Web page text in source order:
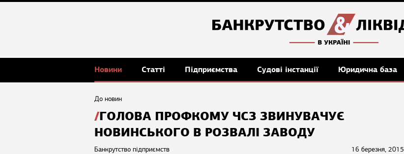
Новини Статті Підприємства Судові інстанції Юридична база
До новин
ГОЛОВА ПРОФКОМУ ЧСЗ ЗВИНУВАЧУЄ
НОВИНСЬКОГО В РОЗВАЛІ ЗАВОДУ
16 березня, 2015
Банкрутство підприємств